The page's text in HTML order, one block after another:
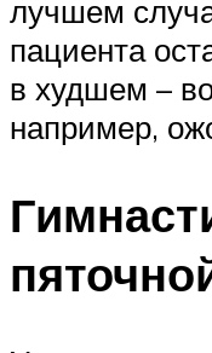
лучшем
пациента
в худшем –
например,